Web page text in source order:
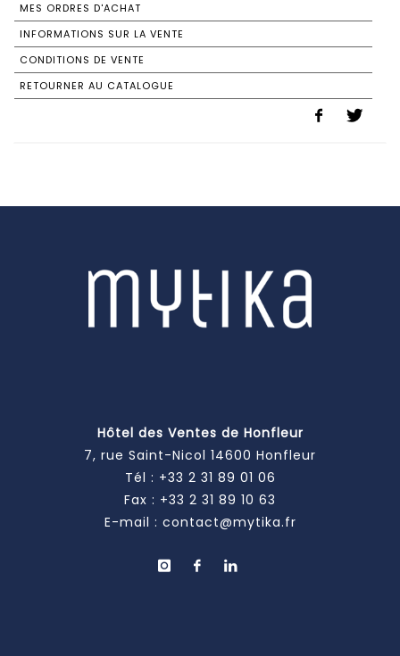
MES ORDRES D'ACHAT
INFORMATIONS SUR LA VENTE
CONDITIONS DE VENTE
RETOURNER AU CATALOGUE
Hôtel des Ventes de Honfleur
7, rue Saint-Nicol 14600 Honfleur
Tél : +33 2 31 89 01 06
Fax : +33 2 31 89 10 63
E-mail : contact@mytika.fr